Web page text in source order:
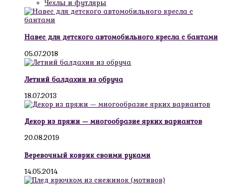
Чехлы и футляры
Навес для детского автомобильного кресла с бантами
05.07.2018
Летний балдахин из обруча
18.07.2013
Декор из пряжи — многообразие ярких вариантов
20.08.2019
Веревочный коврик своими руками
14.05.2014